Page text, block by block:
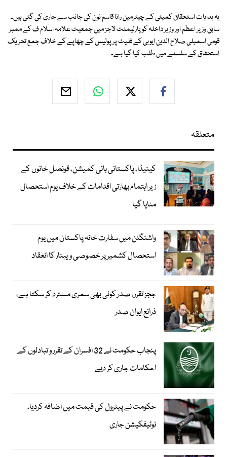
یہ ہدایات استحقاق کمیٹی کے چیئرمین رانا قاسم نون کی جانب سے جاری کی گئی ہیں۔
سابق وزیر اعظم اور وزیر داخلہ کو پارلیمنٹ لاجز میں جمعیت علامہ اسلام ف کے ممبر
قومی اسمبلی صلاح الدین ایوبی کے فلیٹ پر پولیس کے چھاپے کے خلاف جمع تحریک
استحقاق کے سلسلے میں طلب کیا گیا ہے۔
متعلقہ
کینیڈا، پاکستانی ہائی کمیشن، قونصل خانوں کے
زیر اہتمام بھارتی اقدامات کے خلاف یوم استحصال
منایا گیا
واشنگٹن میں سفارت خانہ پاکستان میں یوم
استحصال کشمیر پر خصوصی ویبنار کا انعقاد
ججز تقرر، صدر کوئی بھی سمری مسترد کر سکتا ہے،
ذرائع ایوان صدر
پنجاب حکومت نے 32 افسران کے تقرر و تبادلوں کے
احکامات جاری کر دیے
حکومت نے پیٹرول کی قیمت میں اضافہ کردیا،
نوٹیفکیشن جاری